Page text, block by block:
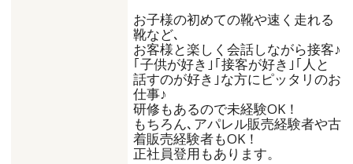
お子様の初めての靴や速く走れる
靴など､
お客様と楽しく会話しながら接客♪
｢子供が好き｣｢接客が好き｣｢人と
話すのが好き｣な方にピッタリのお
仕事♪
研修もあるので未経験OK！
もちろん､アパレル販売経験者や古
着販売経験者もOK！
正社員登用もあります。